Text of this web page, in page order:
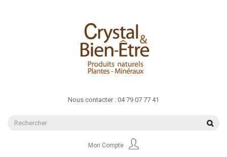
Nous contacter : 04 79 07 77 41
Mon Compte